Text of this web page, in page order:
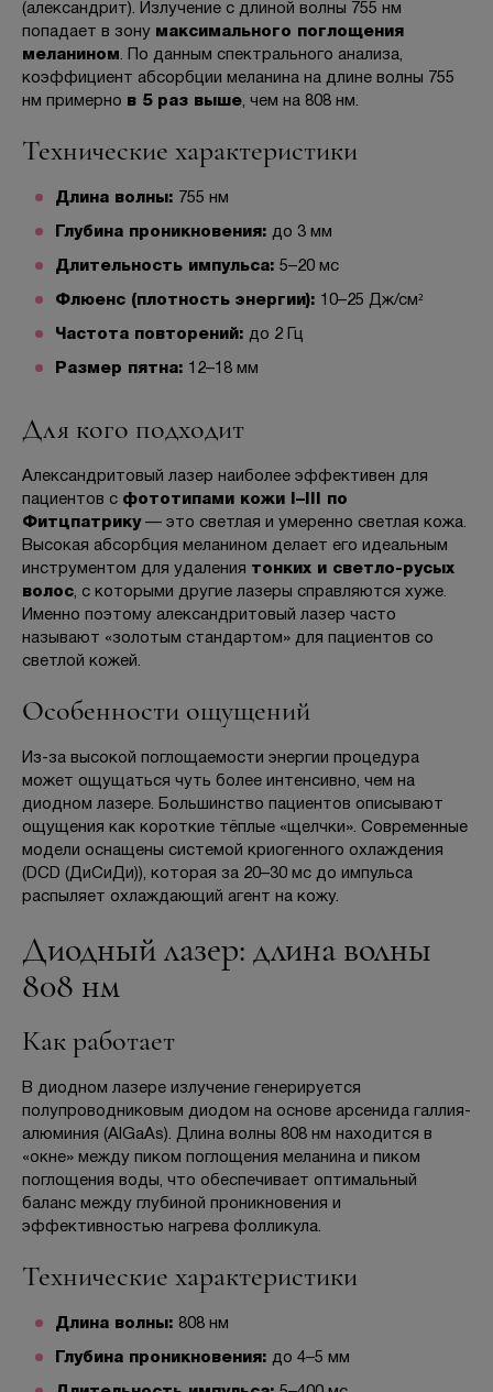
(александрит). Излучение с длиной волны 755 нм
попадает в зону максимального поглощения
меланином. По данным спектрального анализа,
коэффициент абсорбции меланина на длине волны 755
нм примерно в 5 раз выше, чем на 808 нм.
Технические характеристики
Длина волны: 755 нм
Глубина проникновения: до 3 мм
Длительность импульса: 5–20 мс
Флюенс (плотность энергии): 10–25 Дж/см²
Частота повторений: до 2 Гц
Размер пятна: 12–18 мм
Для кого подходит
Александритовый лазер наиболее эффективен для
пациентов с фототипами кожи I–III по
Фитцпатрику— это светлая и умеренно светлая кожа.
Высокая абсорбция меланином делает его идеальным
инструментом для удаления тонких и светло-русых
волос, с которыми другие лазеры справляются хуже.
Именно поэтому александритовый лазер часто
называют «золотым стандартом» для пациентов со
светлой кожей.
Особенности ощущений
Из-за высокой поглощаемости энергии процедура
может ощущаться чуть более интенсивно, чем на
диодном лазере. Большинство пациентов описывают
ощущения как короткие тёплые «щелчки». Современные
модели оснащены системой криогенного охлаждения
(DCD (ДиСиДи)), которая за 20–30 мс до импульса
распыляет охлаждающий агент на кожу.
Диодный лазер: длина волны
808 нм
Как работает
В диодном лазере излучение генерируется
полупроводниковым диодом на основе арсенида галлия-
алюминия (AlGaAs). Длина волны 808 нм находится в
«окне» между пиком поглощения меланина и пиком
поглощения воды, что обеспечивает оптимальный
баланс между глубиной проникновения и
эффективностью нагрева фолликула.
Технические характеристики
Длина волны: 808 нм
Глубина проникновения: до 4–5 мм